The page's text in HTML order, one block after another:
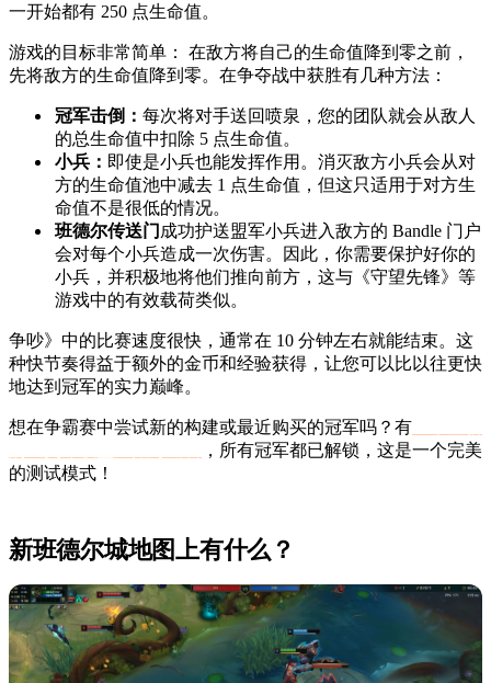
一开始都有 250 点生命值。
游戏的目标非常简单： 在敌方将自己的生命值降到零之前，
先将敌方的生命值降到零。在争夺战中获胜有几种方法：
冠军击倒： 每次将对手送回喷泉，您的团队就会从敌人
的总生命值中扣除 5 点生命值。
小兵： 即使是小兵也能发挥作用。消灭敌方小兵会从对
方的生命值池中减去 1 点生命值，但这只适用于对方生
命值不是很低的情况。
班德尔传送门 成功护送盟军小兵进入敌方的 Bandle 门户
会对每个小兵造成一次伤害。因此，你需要保护好你的
小兵，并积极地将他们推向前方，这与《守望先锋》等
游戏中的有效载荷类似。
争吵》中的比赛速度很快，通常在 10 分钟左右就能结束。这
种快节奏得益于额外的金币和经验获得，让您可以比以往更快
地达到冠军的实力巅峰。
想在争霸赛中尝试新的构建或最近购买的冠军吗？有
，所有冠军都已解锁，这是一个完美
的测试模式！
新班德尔城地图上有什么？